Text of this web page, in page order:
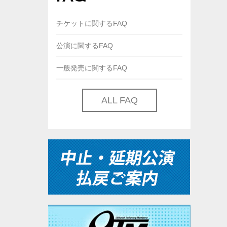
チケットに関するFAQ
公演に関するFAQ
一般発売に関するFAQ
ALL FAQ